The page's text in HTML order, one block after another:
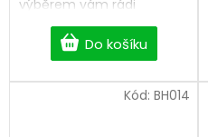
Do košíku
výběrem vám rádi
pomůžeme.
Kód: BH014